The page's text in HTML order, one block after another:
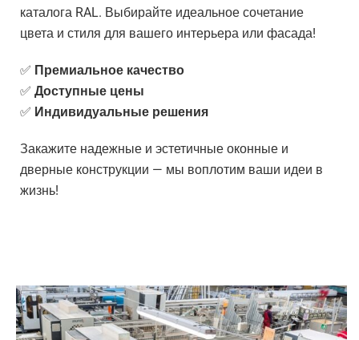
каталога RAL. Выбирайте идеальное сочетание
цвета и стиля для вашего интерьера или фасада!
✅ Премиальное качество
✅ Доступные цены
✅ Индивидуальные решения
Закажите надежные и эстетичные оконные и
дверные конструкции — мы воплотим ваши идеи в
жизнь!